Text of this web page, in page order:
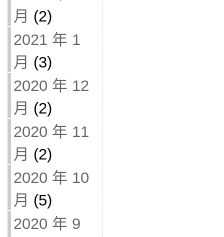
月 (2)
2021 年 1
月 (3)
2020 年 12
月 (2)
2020 年 11
月 (2)
2020 年 10
月 (5)
2020 年 9